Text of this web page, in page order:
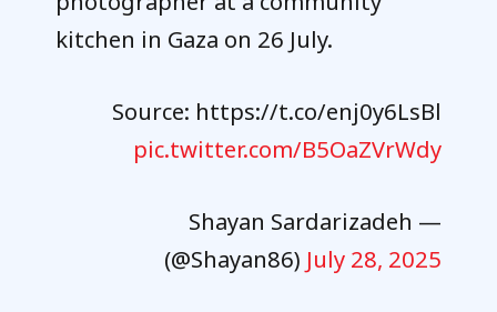
kitchen in Gaza on 26 July.
Source: https://t.co/enj0y6LsBl
pic.twitter.com/B5OaZVrWdy
— Shayan Sardarizadeh
(@Shayan86)July 28, 2025